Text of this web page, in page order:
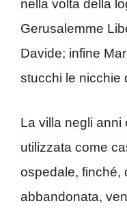
nella volta della
Gerusalemme
Davide; infine
stucchi le nicchie
La villa negli
utilizzata come
ospedale, finché,
abbandonata,